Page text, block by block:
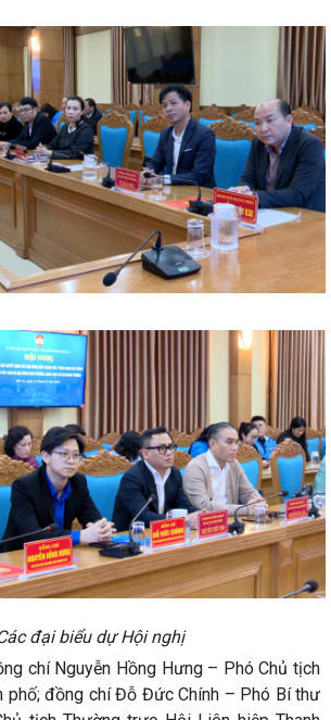
đại biểu dự Hội nghị
Nguyễn Hồng Hưng – Phó Chủ tịch
phố; đồng chí Đỗ Đức Chính – Phó Bí thư